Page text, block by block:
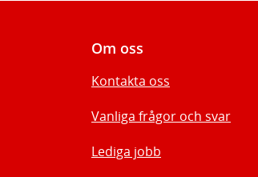
Om oss
Kontakta oss
Vanliga frågor och svar
Lediga jobb